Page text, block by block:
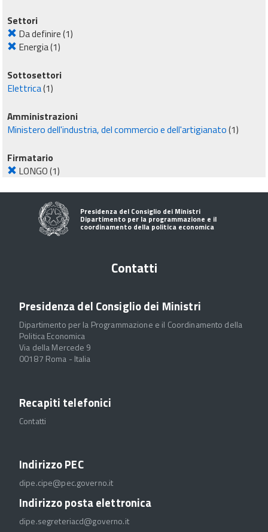
Settori
Da definire(1)
Energia(1)
Sottosettori
Elettrica(1)
Amministrazioni
Ministero dell'industria, del commercio e dell'artigianato(1)
Firmatario
LONGO(1)
Presidenza del Consiglio dei Ministri
Dipartimento per la programmazione e il
coordinamento della politica economica
Contatti
Presidenza del Consiglio dei Ministri
Dipartimento per la Programmazione e il Coordinamento della
Politica Economica
Via della Mercede 9
00187 Roma - Italia
Recapiti telefonici
Contatti
Indirizzo PEC
dipe.cipe@pec.governo.it
Indirizzo posta elettronica
dipe.segreteriacd@governo.it